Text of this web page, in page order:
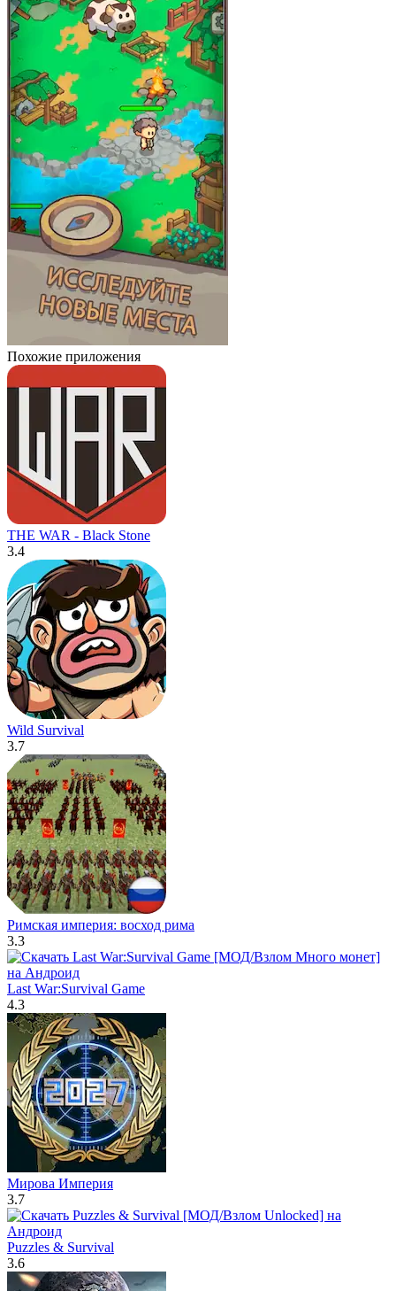
Похожие приложения
THE WAR - Black Stone
3.4
Wild Survival
3.7
Римская империя: восход рима
3.3
Last War:Survival Game
4.3
Мирова Империя
3.7
Puzzles & Survival
3.6